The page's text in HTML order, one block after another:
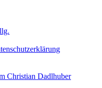
Christian Dadlhuber